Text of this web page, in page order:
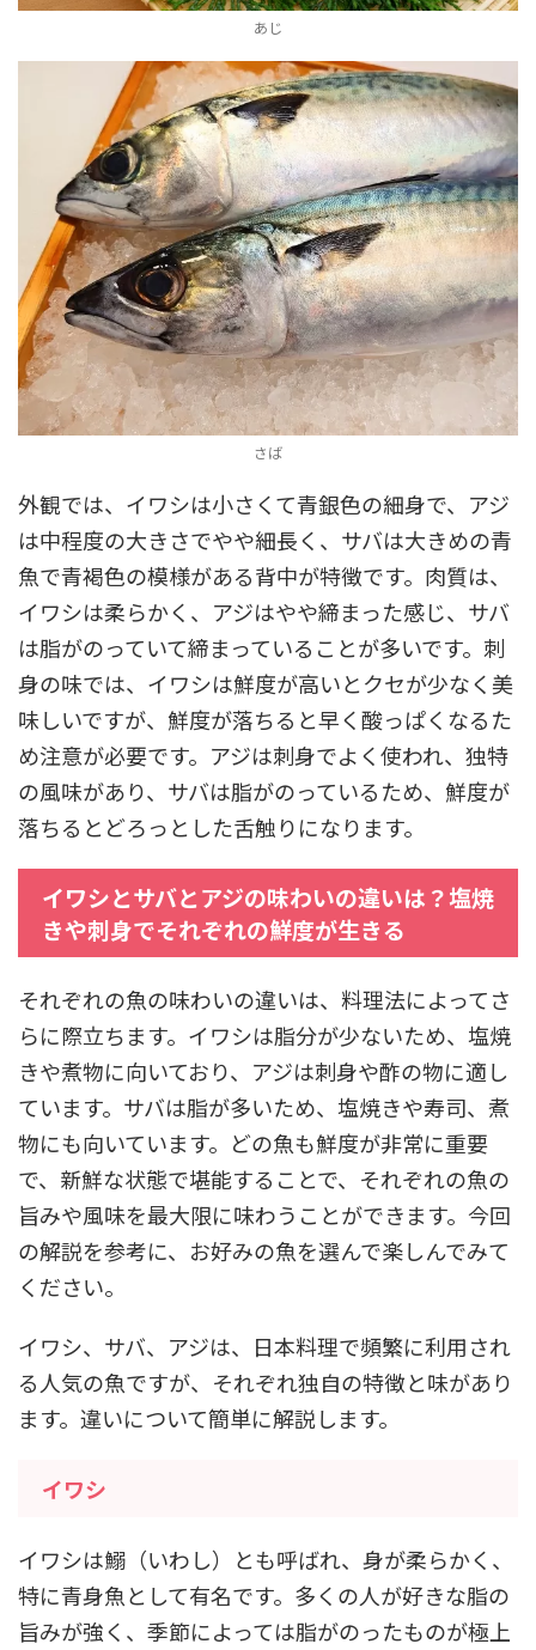
あじ
さば
外観では、イワシは小さくて青銀色の細身で、アジ
は中程度の大きさでやや細長く、サバは大きめの青
魚で青褐色の模様がある背中が特徴です。肉質は、
イワシは柔らかく、アジはやや締まった感じ、サバ
は脂がのっていて締まっていることが多いです。刺
身の味では、イワシは鮮度が高いとクセが少なく美
味しいですが、鮮度が落ちると早く酸っぱくなるた
め注意が必要です。アジは刺身でよく使われ、独特
の風味があり、サバは脂がのっているため、鮮度が
落ちるとどろっとした舌触りになります。
イワシとサバとアジの味わいの違いは？塩焼
きや刺身でそれぞれの鮮度が生きる
それぞれの魚の味わいの違いは、料理法によってさ
らに際立ちます。イワシは脂分が少ないため、塩焼
きや煮物に向いており、アジは刺身や酢の物に適し
ています。サバは脂が多いため、塩焼きや寿司、煮
物にも向いています。どの魚も鮮度が非常に重要
で、新鮮な状態で堪能することで、それぞれの魚の
旨みや風味を最大限に味わうことができます。今回
の解説を参考に、お好みの魚を選んで楽しんでみて
ください。
イワシ、サバ、アジは、日本料理で頻繁に利用され
る人気の魚ですが、それぞれ独自の特徴と味があり
ます。違いについて簡単に解説します。
イワシ
イワシは鰯（いわし）とも呼ばれ、身が柔らかく、
特に青身魚として有名です。多くの人が好きな脂の
旨みが強く、季節によっては脂がのったものが極上